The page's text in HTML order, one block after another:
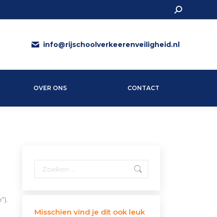
Search:
info@rijschoolverkeerenveiligheid.nl
OVER ONS CONTACT
Misschien vind je dit ook leuk